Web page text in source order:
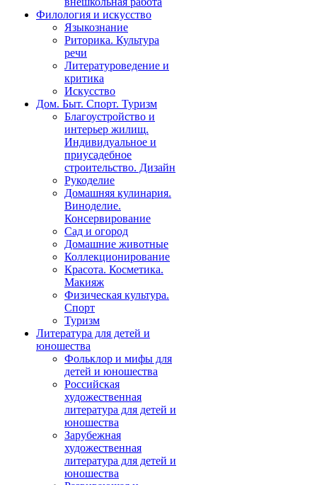
Филология и искусство
Языкознание
Риторика. Культура
речи
Литературоведение и
критика
Искусство
Дом. Быт. Спорт. Туризм
Благоустройство и
интерьер жилищ.
Индивидуальное и
приусадебное
строительство. Дизайн
Рукоделие
Домашняя кулинария.
Виноделие.
Консервирование
Сад и огород
Домашние животные
Коллекционирование
Красота. Косметика.
Макияж
Физическая культура.
Спорт
Туризм
Литература для детей и
юношества
Фольклор и мифы для
детей и юношества
Российская
художественная
литература для детей и
юношества
Зарубежная
художественная
литература для детей и
юношества